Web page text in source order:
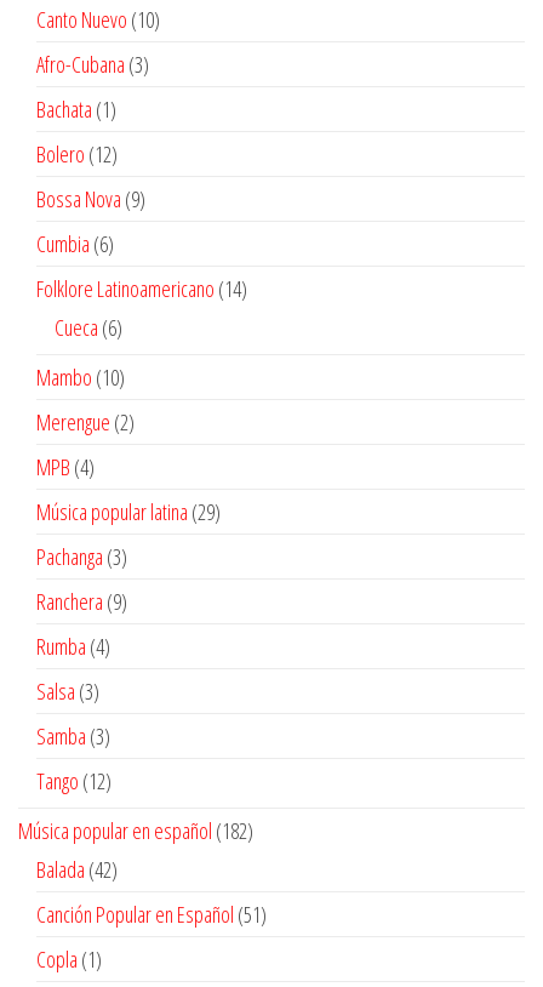
Canto Nuevo 1010
Afro-Cubana 33
Bachata 11
producto
Bolero 1212
productos
Bossa Nova 99
Cumbia 66
productos
Folklore Latinoamericano 1414
Cueca 66
Mambo 1010
productos
Merengue 22
MPB 44
productos
Música popular latina 2929
Pachanga 33
productos
Ranchera 99
Rumba 44
Salsa 33
productos
Samba 33
productos
Tango 1212
Música popular en español 182182
Balada 4242
productos
Canción Popular en Español 5151
Copla 11